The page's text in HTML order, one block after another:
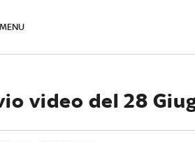
MENU
video del 28